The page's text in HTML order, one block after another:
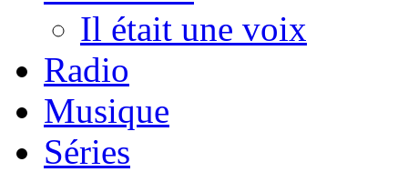
Il était une voix
Radio
Musique
Séries